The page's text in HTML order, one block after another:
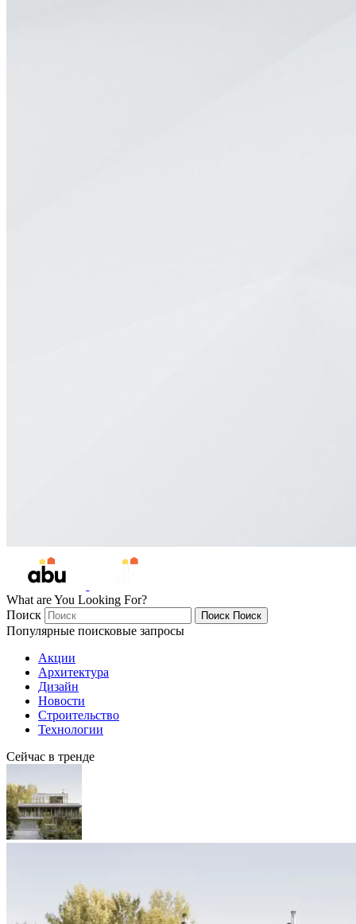
What are You Looking For?
Поиск
Поиск Поиск
Популярные поисковые запросы
Акции
Архитектура
Дизайн
Новости
Строительство
Технологии
Сейчас в тренде